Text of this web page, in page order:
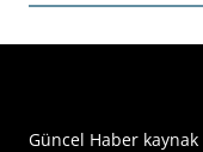
Güncel Haber